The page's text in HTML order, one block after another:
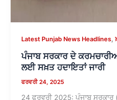
Latest Punjab News Headlines,
ਪੰਜਾਬ ਸਰਕਾਰ ਦੇ
ਲਈ ਸਖ਼ਤ ਹਦਾਇਤਾਂ ਜਾਰੀ
ਫਰਵਰੀ 24, 2025
24 ਫਰਵਰੀ 2025: ਪੰਜਾਬ ਸਰਕਾਰ